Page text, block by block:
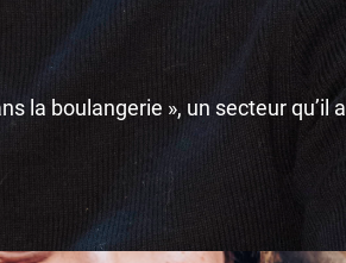
la boulangerie », un secteur qu’il a